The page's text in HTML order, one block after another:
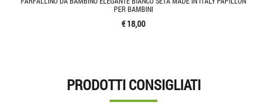
PER BAMBINI
€ 18,00
PRODOTTI CONSIGLIATI